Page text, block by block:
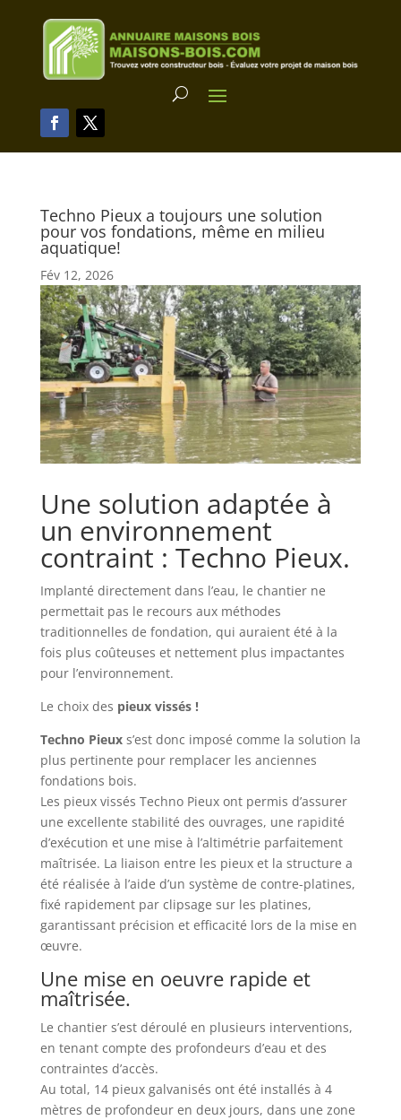
Techno Pieux a toujours une solution
pour vos fondations, même en milieu
aquatique!
Fév 12, 2026
Une solution adaptée à
un environnement
contraint : Techno Pieux.
Implanté directement dans l’eau, le chantier ne
permettait pas le recours aux méthodes
traditionnelles de fondation, qui auraient été à la
fois plus coûteuses et nettement plus impactantes
pour l’environnement.
Le choix des pieux vissés !
Techno Pieuxs’est donc imposé comme la solution la
plus pertinente pour remplacer les anciennes
fondations bois.
Les pieux vissés Techno Pieux ont permis d’assurer
une excellente stabilité des ouvrages, une rapidité
d’exécution et une mise à l’altimétrie parfaitement
maîtrisée. La liaison entre les pieux et la structure a
été réalisée à l’aide d’un système de contre-platines,
fixé rapidement par clipsage sur les platines,
garantissant précision et efficacité lors de la mise en
œuvre.
Une mise en oeuvre rapide et
maîtrisée.
Le chantier s’est déroulé en plusieurs interventions,
en tenant compte des profondeurs d’eau et des
contraintes d’accès.
Au total, 14 pieux galvanisés ont été installés à 4
mètres de profondeur en deux jours, dans une zone